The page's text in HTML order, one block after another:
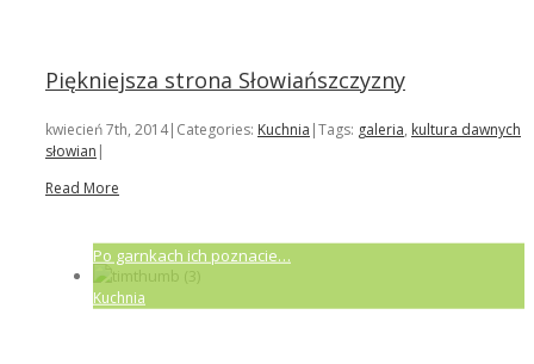
Piękniejsza strona Słowiańszczyzny
kwiecień 7th, 2014| Categories: Kuchnia |Tags: galeria, kultura dawnych
słowian |
Read More
Po garnkach ich poznacie…
Kuchnia